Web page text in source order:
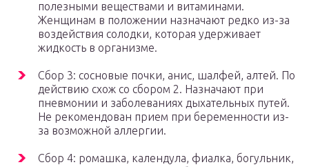
полезными веществами и витаминами.
Женщинам в положении назначают редко из-за
воздействия солодки, которая удерживает
жидкость в организме.
Сбор 3: сосновые почки, анис, шалфей, алтей. По
действию схож со сбором 2. Назначают при
пневмонии и заболеваниях дыхательных путей.
Не рекомендован прием при беременности из-
за возможной аллергии.
Сбор 4: ромашка, календула, фиалка, богульник,